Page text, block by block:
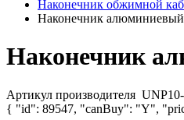
Наконечник обжимной
Наконечник
Наконечник
Артикул производителя
{ "id": 89547, "canBuy": "Y",